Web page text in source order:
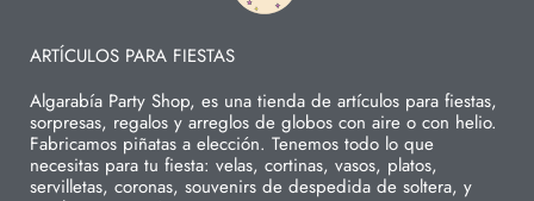
ARTÍCULOS PARA FIESTAS
Algarabía Party Shop, es una tienda de artículos para fiestas,
sorpresas, regalos y arreglos de globos con aire o con helio.
Fabricamos piñatas a elección. Tenemos todo lo que
necesitas para tu fiesta: velas, cortinas, vasos, platos,
servilletas, coronas, souvenirs de despedida de soltera, y